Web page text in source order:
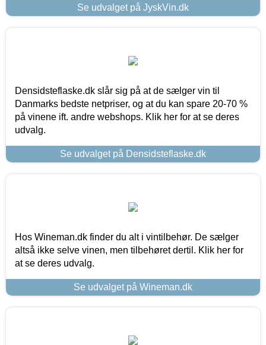
Se udvalget på JyskVin.dk
Densidsteflaske.dk slår sig på at de sælger vin til
Danmarks bedste netpriser, og at du kan spare 20-70 %
på vinene ift. andre webshops. Klik her for at se deres
udvalg.
Se udvalget på Densidsteflaske.dk
Hos Wineman.dk finder du alt i vintilbehør. De sælger
altså ikke selve vinen, men tilbehøret dertil. Klik her for
at se deres udvalg.
Se udvalget på Wineman.dk